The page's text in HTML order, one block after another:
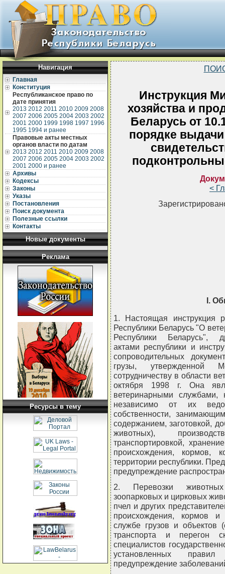
Навигация
Главная
Конституция
Республиканское право по
дате принятия
2013 2012 2011 2010 2009 2008
2007 2006 2005 2004 2003 2002
2001 2000 1999 1998 1997 1996
1995 1994 и ранее
Правовые акты местных
органов власти по датам
2013 2012 2011 2010 2009 2008
2007 2006 2005 2004 2003 2002
2001 2000 и ранее
Архивы
Кодексы
Законы
Указы
Постановления
Поиск документа
Полезные ссылки
Контакты
Новые документы
Реклама
Ресурсы в тему
Инструкция
хозяйства и
Беларусь от
порядке
<
I.
1. Настоящая инструкция
Республики Беларусь "О
Республики Беларусь",
актами республики и
сопроводительных
грузы, утвержденной
сотрудничеству в области
октября 1998 г. Она
ветеринарными
независимо от их
собственности,
содержанием, заготовкой,
животных),
транспортировкой,
происхождения, кормов,
территории республики.
предупреждение
2. Перевозки животных
зоопарковых и цирковых
пчел и других
происхождения, кормов и
службе грузов и
транспорта и перегон
специалистов
установленных
предупреждение